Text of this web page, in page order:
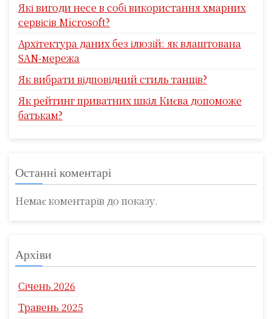
Які вигоди несе в собі використання хмарних
сервісів Microsoft?
Архітектура даних без ілюзій: як влаштована
SAN-мережа
Як вибрати відповідний стиль танців?
Як рейтинг приватних шкіл Києва допоможе
батькам?
Останні коментарі
Немає коментарів до показу.
Архіви
Січень 2026
Травень 2025